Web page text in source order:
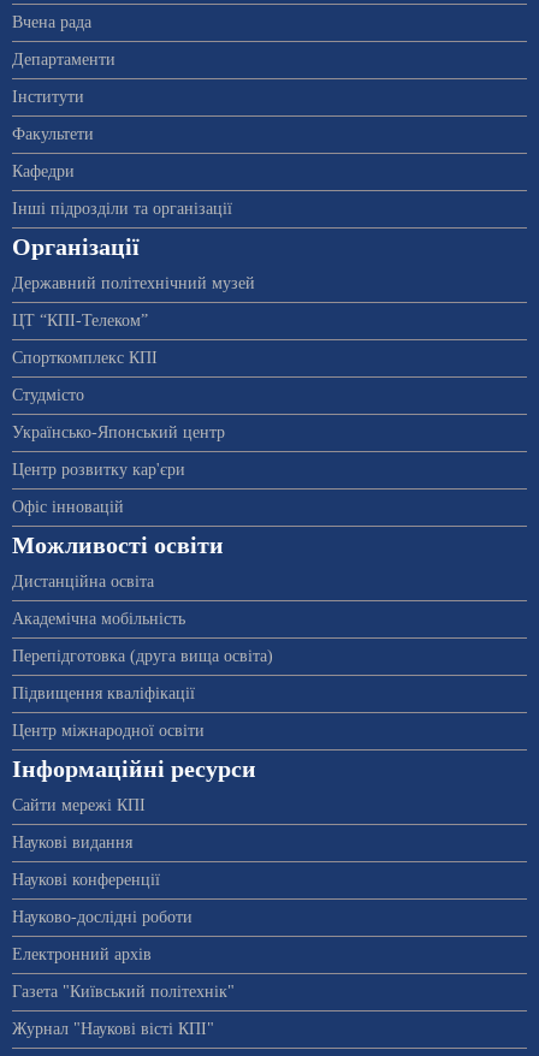
Вчена рада
Департаменти
Інститути
Факультети
Кафедри
Інші підрозділи та організації
Організації
Державний політехнічний музей
ЦТ “КПІ-Телеком”
Спорткомплекс КПІ
Студмісто
Українсько-Японський центр
Центр розвитку кар'єри
Офіс інновацій
Можливості освіти
Дистанційна освіта
Академічна мобільність
Перепідготовка (друга вища освіта)
Підвищення кваліфікації
Центр міжнародної освіти
Інформаційні ресурси
Сайти мережі КПІ
Наукові видання
Наукові конференції
Науково-дослідні роботи
Електронний архів
Газета "Київський політехнік"
Журнал "Наукові вісті КПІ"